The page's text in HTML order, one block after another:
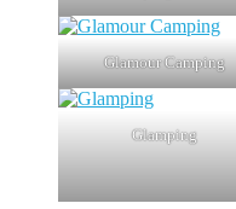
Glamour Camping
Glamping